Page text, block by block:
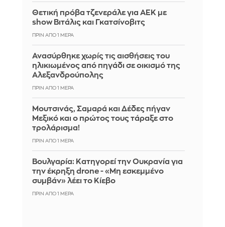
Θετική πρόβα τζενεράλε για ΑΕΚ με
show Βιτάλις και Γκατσίνοβιτς
ΠΡΙΝ ΑΠΌ 1 ΜΈΡΑ
Ανασύρθηκε χωρίς τις αισθήσεις του
ηλικιωμένος από πηγάδι σε οικισμό της
Αλεξανδρούπολης
ΠΡΙΝ ΑΠΌ 1 ΜΈΡΑ
Μουτσινάς, Σαμαρά και Δέδες πήγαν
Μεξικό και ο πρώτος τους τάραξε στο
τρολάρισμα!
ΠΡΙΝ ΑΠΌ 1 ΜΈΡΑ
Βουλγαρία: Κατηγορεί την Ουκρανία για
την έκρηξη drone - «Μη εσκεμμένο
συμβάν» λέει το Κίεβο
ΠΡΙΝ ΑΠΌ 1 ΜΈΡΑ